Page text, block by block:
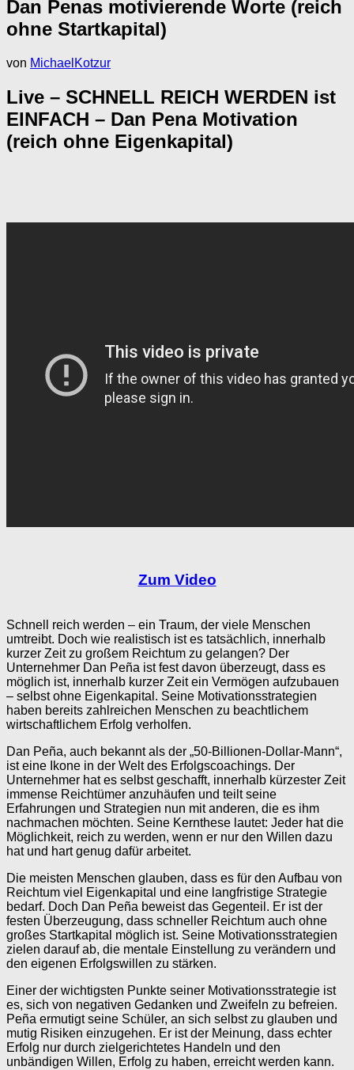
Dan Penas motivierende Worte (reich
ohne Startkapital)
von MichaelKotzur
Live – SCHNELL REICH WERDEN ist
EINFACH – Dan Pena Motivation
(reich ohne Eigenkapital)
Zum Video
Schnell reich werden – ein Traum, der viele Menschen
umtreibt. Doch wie realistisch ist es tatsächlich, innerhalb
kurzer Zeit zu großem Reichtum zu gelangen? Der
Unternehmer Dan Peña ist fest davon überzeugt, dass es
möglich ist, innerhalb kurzer Zeit ein Vermögen aufzubauen
– selbst ohne Eigenkapital. Seine Motivationsstrategien
haben bereits zahlreichen Menschen zu beachtlichem
wirtschaftlichem Erfolg verholfen.
Dan Peña, auch bekannt als der „50-Billionen-Dollar-Mann“,
ist eine Ikone in der Welt des Erfolgscoachings. Der
Unternehmer hat es selbst geschafft, innerhalb kürzester Zeit
immense Reichtümer anzuhäufen und teilt seine
Erfahrungen und Strategien nun mit anderen, die es ihm
nachmachen möchten. Seine Kernthese lautet: Jeder hat die
Möglichkeit, reich zu werden, wenn er nur den Willen dazu
hat und hart genug dafür arbeitet.
Die meisten Menschen glauben, dass es für den Aufbau von
Reichtum viel Eigenkapital und eine langfristige Strategie
bedarf. Doch Dan Peña beweist das Gegenteil. Er ist der
festen Überzeugung, dass schneller Reichtum auch ohne
großes Startkapital möglich ist. Seine Motivationsstrategien
zielen darauf ab, die mentale Einstellung zu verändern und
den eigenen Erfolgswillen zu stärken.
Einer der wichtigsten Punkte seiner Motivationsstrategie ist
es, sich von negativen Gedanken und Zweifeln zu befreien.
Peña ermutigt seine Schüler, an sich selbst zu glauben und
mutig Risiken einzugehen. Er ist der Meinung, dass echter
Erfolg nur durch zielgerichtetes Handeln und den
unbändigen Willen, Erfolg zu haben, erreicht werden kann.